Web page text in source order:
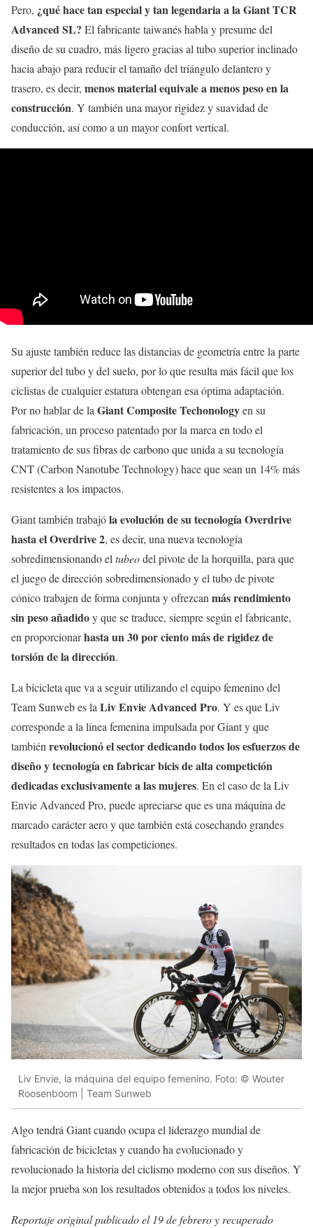
Pero, ¿qué hace tan especial y tan legendaria a la Giant TCR
Advanced SL? El fabricante taiwanés habla y presume del
diseño de su cuadro, más ligero gracias al tubo superior inclinado
hacia abajo para reducir el tamaño del triángulo delantero y
trasero, es decir, menos material equivale a menos peso en la
construcción. Y también una mayor rigidez y suavidad de
conducción, así como a un mayor confort vertical.
Su ajuste también reduce las distancias de geometría entre la parte
superior del tubo y del suelo, por lo que resulta más fácil que los
ciclistas de cualquier estatura obtengan esa óptima adaptación.
Por no hablar de la Giant Composite Techonologyen su
fabricación, un proceso patentado por la marca en todo el
tratamiento de sus fibras de carbono que unida a su tecnología
CNT (Carbon Nanotube Technology) hace que sean un 14% más
resistentes a los impactos.
Giant también trabajóla evolución de su tecnología Overdrive
hasta el Overdrive 2, es decir, una nueva tecnología
sobredimensionando el tubeodel pivote de la horquilla, para que
el juego de dirección sobredimensionado y el tubo de pivote
cónico trabajen de forma conjunta y ofrezcan más rendimiento
sin peso añadidoy que se traduce, siempre según el fabricante,
en proporcionarhasta un 30 por ciento más de rigidez de
torsión de la dirección.
La bicicleta que va a seguir utilizando el equipo femenino del
Team Sunweb es la Liv Envie Advanced Pro. Y es que Liv
corresponde a la línea femenina impulsada por Giant y que
también revolucionó el sector dedicando todos los esfuerzos de
diseño y tecnología en fabricar bicis de alta competición
dedicadas exclusivamente a las mujeres. En el caso de la Liv
Envie Advanced Pro, puede apreciarse que es una máquina de
marcado carácter aero y que también está cosechando grandes
resultados en todas las competiciones.
Liv Envie, la máquina del equipo femenino. Foto: © Wouter
Roosenboom | Team Sunweb
Algo tendrá Giant cuando ocupa el liderazgo mundial de
fabricación de bicicletas y cuando ha evolucionado y
revolucionado la historia del ciclismo moderno con sus diseños. Y
la mejor prueba son los resultados obtenidos a todos los niveles.
Reportaje original publicado el 19 de febrero y recuperado